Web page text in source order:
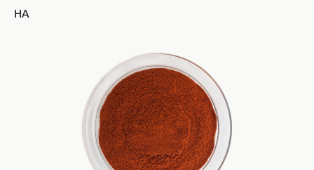
HA
Bildergalerie überspringen